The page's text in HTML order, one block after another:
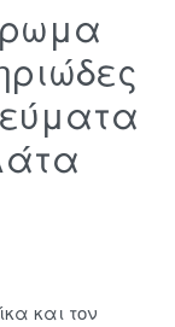
και τον